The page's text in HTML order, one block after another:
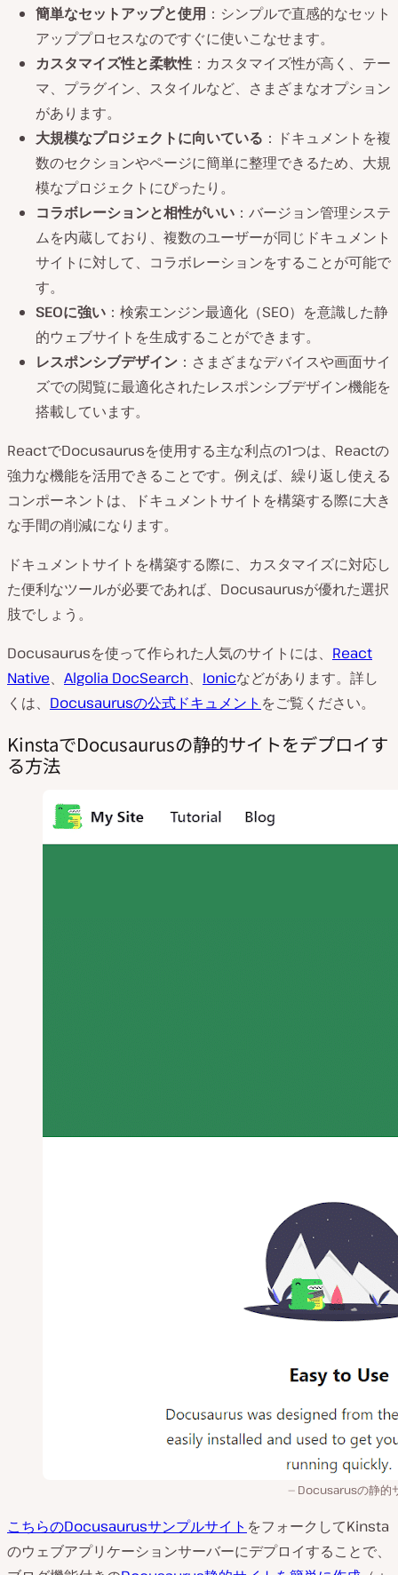
簡単なセットアップと使用 ：シンプルで直感的なセット
アッププロセスなのですぐに使いこなせます。
カスタマイズ性と柔軟性 ：カスタマイズ性が高く、テー
マ、プラグイン、スタイルなど、さまざまなオプション
があります。
大規模なプロジェクトに向いている ：ドキュメントを複
数のセクションやページに簡単に整理できるため、大規
模なプロジェクトにぴったり。
コラボレーションと相性がいい ：バージョン管理システ
ムを内蔵しており、複数のユーザーが同じドキュメント
サイトに対して、コラボレーションをすることが可能で
す。
SEOに強い ：検索エンジン最適化（SEO）を意識した静
的ウェブサイトを生成することができます。
レスポンシブデザイン ：さまざまなデバイスや画面サイ
ズでの閲覧に最適化されたレスポンシブデザイン機能を
搭載しています。
ReactでDocusaurusを使用する主な利点の1つは、Reactの
強力な機能を活用できることです。例えば、繰り返し使える
コンポーネントは、ドキュメントサイトを構築する際に大き
な手間の削減になります。
ドキュメントサイトを構築する際に、カスタマイズに対応し
た便利なツールが必要であれば、Docusaurusが優れた選択
肢でしょう。
Docusaurusを使って作られた人気のサイトには、 React
Native、 Algolia DocSearch、 Ionicなどがあります。詳し
くは、 Docusaurusの公式ドキュメント をご覧ください。
KinstaでDocusaurusの静的サイトをデプロイす
る方法
Docusarusの静的
こちらのDocusaurusサンプルサイト をフォークしてKinsta
のウェブアプリケーションサーバーにデプロイすることで、